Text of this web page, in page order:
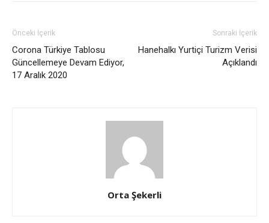
Önceki İçerik
Corona Türkiye Tablosu
Güncellemeye Devam Ediyor,
17 Aralık 2020
Sonraki İçerik
Hanehalkı Yurtiçi Turizm Verisi
Açıklandı
Orta Şekerli